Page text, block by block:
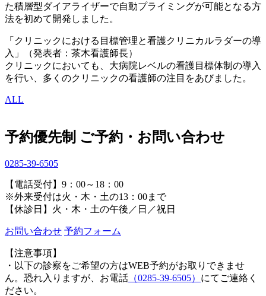
た積層型ダイアライザーで自動プライミングが可能となる方
法を初めて開発しました。
「クリニックにおける目標管理と看護クリニカルラダーの導
入」（発表者：茶木看護師長）
クリニックにおいても、大病院レベルの看護目標体制の導入
を行い、多くのクリニックの看護師の注目をあびました。
ALL
予約優先制 ご予約・お問い合わせ
0285-39-6505
【電話受付】9：00～18：00
※外来受付は火・木・土の13：00まで
【休診日】火・木・土の午後／日／祝日
お問い合わせ 予約フォーム
【注意事項】
・以下の診察をご希望の方はWEB予約がお取りできませ
ん。恐れ入りますが、お電話 （0285-39-6505） にてご連絡く
ださい。